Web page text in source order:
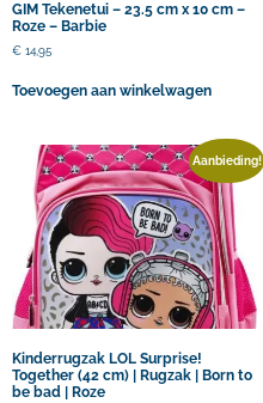
GIM Tekenetui – 23.5 cm x 10 cm –
Roze – Barbie
€ 14,95
Toevoegen aan winkelwagen
Aanbieding!
Kinderrugzak LOL Surprise!
Together (42 cm) | Rugzak | Born to
be bad | Roze